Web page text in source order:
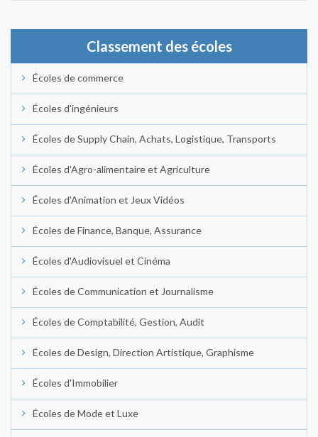
Classement des écoles
Écoles de commerce
Écoles d'ingénieurs
Écoles de Supply Chain, Achats, Logistique, Transports
Écoles d'Agro-alimentaire et Agriculture
Écoles d'Animation et Jeux Vidéos
Écoles de Finance, Banque, Assurance
Écoles d'Audiovisuel et Cinéma
Écoles de Communication et Journalisme
Écoles de Comptabilité, Gestion, Audit
Écoles de Design, Direction Artistique, Graphisme
Écoles d'Immobilier
Écoles de Mode et Luxe